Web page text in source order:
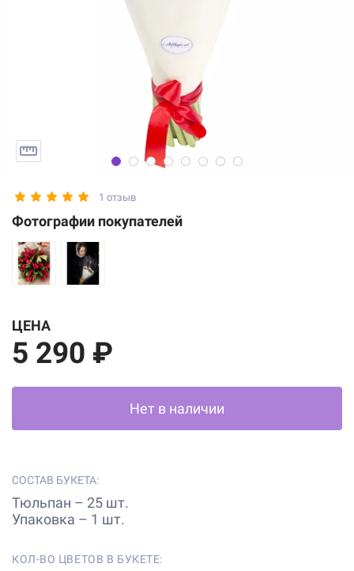
1 отзыв
Фотографии покупателей
ЦЕНА
5 290 ₽
Нет в наличии
СОСТАВ БУКЕТА:
Тюльпан – 25 шт.
Упаковка – 1 шт.
КОЛ-ВО ЦВЕТОВ В БУКЕТЕ: